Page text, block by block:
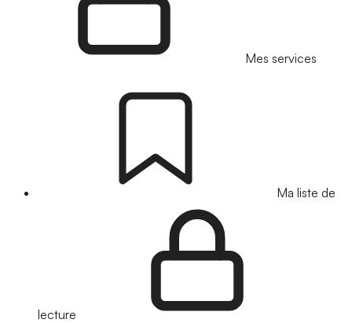
Mes services
Ma liste de
lecture